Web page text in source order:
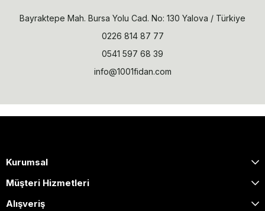
Bayraktepe Mah. Bursa Yolu Cad. No: 130 Yalova / Türkiye
0226 814 87 77
0541 597 68 39
info@1001fidan.com
Kurumsal
Müşteri Hizmetleri
Alışveriş